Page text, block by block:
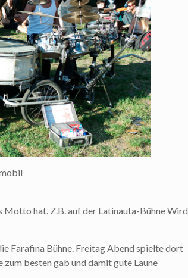
Motto hat. Z.B. auf der Latinauta-Bühne Wird
Farafina Bühne. Freitag Abend spielte dort
besten gab und damit gute Laune